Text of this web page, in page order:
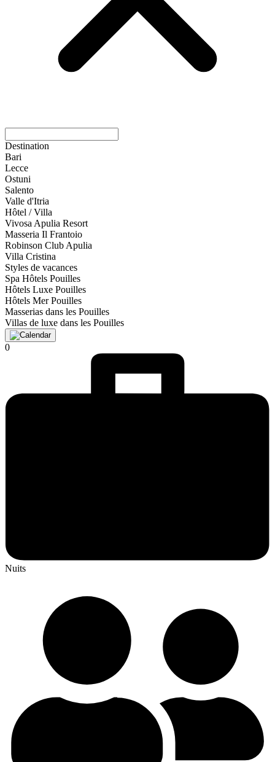
Destination
Bari
Lecce
Ostuni
Salento
Valle d'Itria
Hôtel / Villa
Vivosa Apulia Resort
Masseria Il Frantoio
Robinson Club Apulia
Villa Cristina
Styles de vacances
Spa Hôtels Pouilles
Hôtels Luxe Pouilles
Hôtels Mer Pouilles
Masserias dans les Pouilles
Villas de luxe dans les Pouilles
0
Nuits